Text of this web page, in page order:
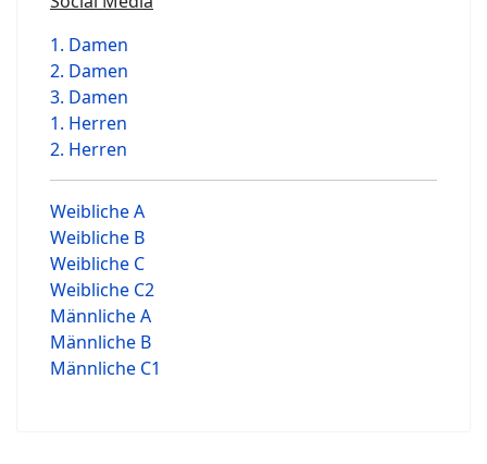
1. Damen
2. Damen
3. Damen
1. Herren
2. Herren
Weibliche A
Weibliche B
Weibliche C
Weibliche C2
Männliche A
Männliche B
Männliche C1